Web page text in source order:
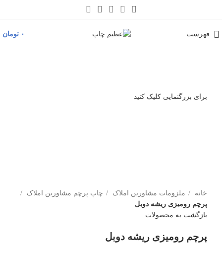
فهرست ۰ تومان
برای بزرگنمایی کلیک کنید
خانه ملزومات مشاورین املاک
چاپ پرچم مشاورین املاک
پرچم رومیزی ریشه دوبل
بازگشت به محصولات
پرچم رومیزی ریشه دوبل